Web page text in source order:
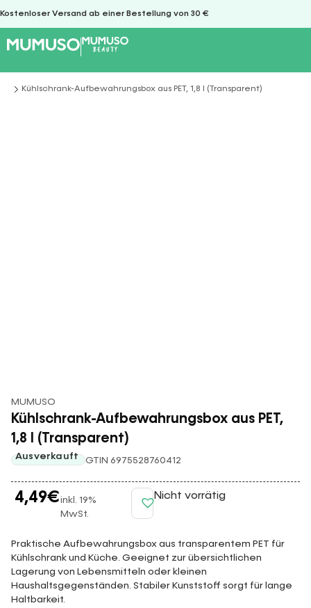
Kostenloser Versand ab einer Bestellung von 30 €
Sie befinden sich hier:
Kühlschrank-Aufbewahrungsbox aus PET, 1,8 l (Transparent)
MUMUSO
Kühlschrank-Aufbewahrungsbox aus PET,
1,8 l (Transparent)
Ausverkauft GTIN 6975528760412
4,49€inkl. 19%
MwSt.
Nicht vorrätig
Praktische Aufbewahrungsbox aus transparentem PET für
Kühlschrank und Küche. Geeignet zur übersichtlichen
Lagerung von Lebensmitteln oder kleinen
Haushaltsgegenständen. Stabiler Kunststoff sorgt für lange
Haltbarkeit.